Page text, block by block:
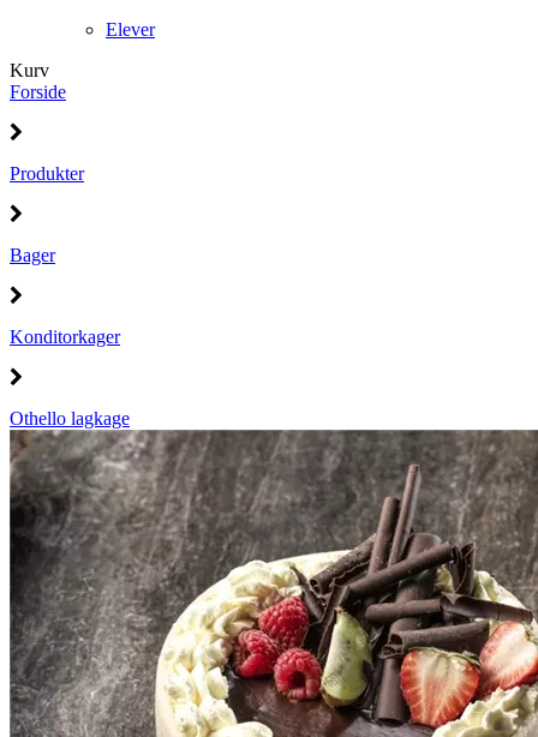
Elever
Kurv
Forside
Produkter
Bager
Konditorkager
Othello lagkage